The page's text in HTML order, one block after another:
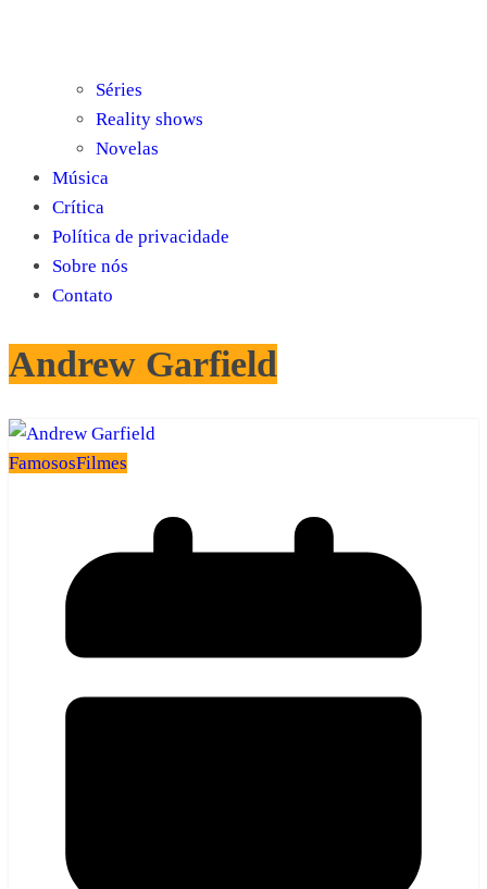
Séries
Reality shows
Novelas
Música
Crítica
Política de privacidade
Sobre nós
Contato
Andrew Garfield
FamososFilmes